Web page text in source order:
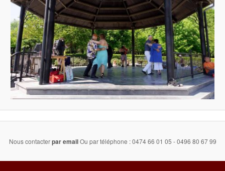
Nous contacterpar emailOu par téléphone : 0474 66 01 05 - 0496 80 67 99